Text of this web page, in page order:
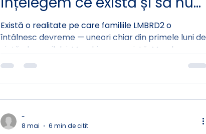
ne confruntăm singuri cu
acestea
Există o realitate pe care familiile LMBRD2 o
întâlnesc devreme — uneori chiar din primele luni de
viață ale copilului. Mușchi care rezistă. Membre care
se rigidizează. Mâini și degete care se încordează
fără un răspuns clar: de ce este copilul meu astfel și
ce există pentru a-l ajuta?
-
8 mai
6 min de citit